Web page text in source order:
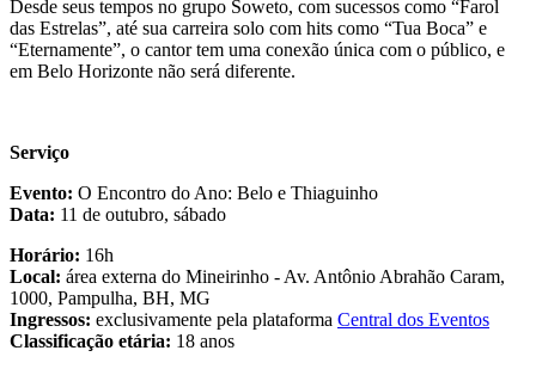
Desde seus tempos no grupo Soweto, com sucessos como “Farol
das Estrelas”, até sua carreira solo com hits como “Tua Boca” e
“Eternamente”, o cantor tem uma conexão única com o público, e
em Belo Horizonte não será diferente.
Serviço
Evento: O Encontro do Ano: Belo e Thiaguinho
Data: 11 de outubro, sábado
Horário: 16h
Local: área externa do Mineirinho - Av. Antônio Abrahão Caram,
1000, Pampulha, BH, MG
Ingressos: exclusivamente pela plataforma Central dos Eventos
Classificação etária: 18 anos